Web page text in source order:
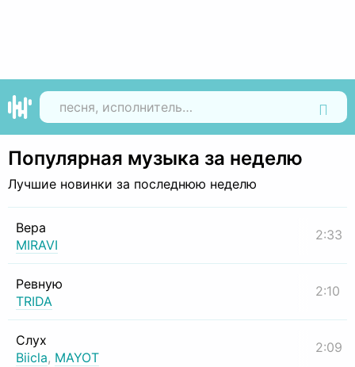
Популярная музыка за неделю
Лучшие новинки за последнюю неделю
Вера
MIRAVI
2:33
Ревную
TRIDA
2:10
Слух
Biicla, MAYOT
2:09